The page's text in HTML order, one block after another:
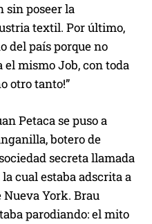
sin poseer la
textil. Por último,
del país porque no
el mismo Job, con toda
otro tanto!”
Petaca se puso a
botero de
secreta llamada
la cual estaba adscrita a
York. Brau
parodiando: el mito